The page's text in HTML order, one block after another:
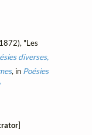
"Les
diverses,
, in Poésies
]